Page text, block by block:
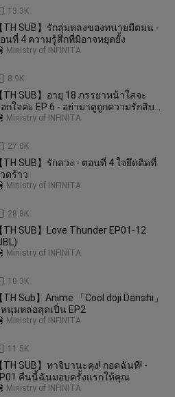
13.3K
【TH SUB】รักลุ่มหลงของทนายมืดมน -
นที่ 4 ความรู้สึกที่มิอาจหยุดยั้ง
8.9K
Ministry of INFINITA
【TH SUB】อายุ 18 ภรรยาหน้าใสจะ
กใจค่ะ EP 6 - อย่ามาดูถูกความรักสิบปี
งฉันนะ
27.0K
Ministry of INFINITA
【TH SUB】รักลวง - ตอนที่ 4 ใจยึดติดที่
ดร้าว
28.8K
Ministry of INFINITA
【TH SUB】Love Thunder EP01-12
10.3K
Ministry of INFINITA
【TH Sub】Anime 「Cool doji Danshi」
นุ่มหล่อสุดเปิ่น EP2
11.5K
Ministry of INFINITA
【TH SUB】ทาจิบานะคุง! กอดฉันที! -
คืนนี้ฉันมอบครั้งแรกให้คุณ
Ministry of INFINITA